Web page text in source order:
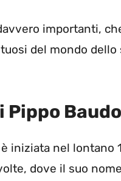
importanti,
del mondo
Pippo
iniziata nel lontano
dove il suo